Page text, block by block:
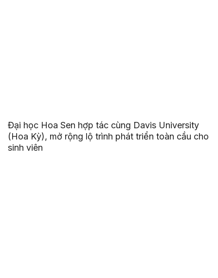
Đại học Hoa Sen hợp tác cùng Davis University
(Hoa Kỳ), mở rộng lộ trình phát triển toàn cầu cho
sinh viên